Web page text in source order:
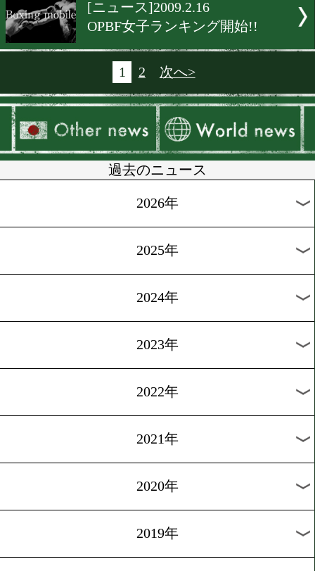
[ニュース]2009.2.19
佐藤幸治、WBA世界挑戦!!
[ニュース]2009.2.19
日本フェザー級王座決戦迫
[ニュース]2009.2.16
小堀佑介、現役続行!!
[ニュース]2009.2.16
OPBF女子ランキング開始!!
1 2 次へ>
過去のニュース